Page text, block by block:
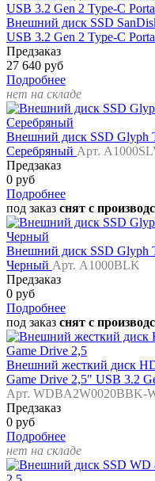
Внешний диск SSD
USB 3.2 Gen 2 Type-C
Предзаказ
27 640 руб
Подробнее
нет на складе
Внешний диск SSD Glyph
Серебряный Арт.
Предзаказ
0 руб
Подробнее
под заказ снят с
Внешний диск SSD Glyph
Черный Арт. A1000BLK
Предзаказ
0 руб
Подробнее
под заказ снят с
Внешний жесткий диск
Game Drive 2,5" USB 3.2
Арт. WDBA2W0020BBK-
Предзаказ
0 руб
Подробнее
нет на складе